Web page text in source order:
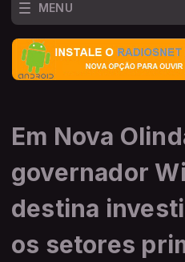
MENU
Em Nova
governador
destina
os setores